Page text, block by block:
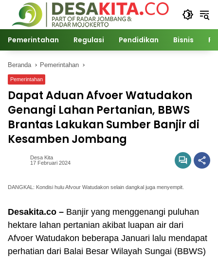
Langsung
konten
Pemerintahan Regulasi Pendidikan Bisnis
Beranda Pemerintahan
Pemerintahan
Dapat Aduan Afvoer Watudakon
Genangi Lahan Pertanian, BBWS
Brantas Lakukan Sumber Banjir di
Kesamben Jombang
Desa Kita
17 Februari 2024
DANGKAL: Kondisi hulu Afvour Watudakon selain dangkal juga menyempit.
Desakita.co – Banjir yang menggenangi puluhan
hektare lahan pertanian akibat luapan air dari
Afvoer Watudakon beberapa Januari lalu mendapat
perhatian dari Balai Besar Wilayah Sungai (BBWS)